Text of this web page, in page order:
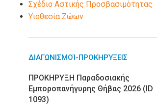
Σχέδιο Αστικής Προσβασιμότητας
Υιοθεσία Ζώων
ΔΙΑΓΩΝΙΣΜΟΊ-ΠΡΟΚΗΡΎΞΕΙΣ
ΠΡΟΚΗΡΥΞΗ Παραδοσιακής
Εμποροπανήγυρης Θήβας 2026 (ID
1093)